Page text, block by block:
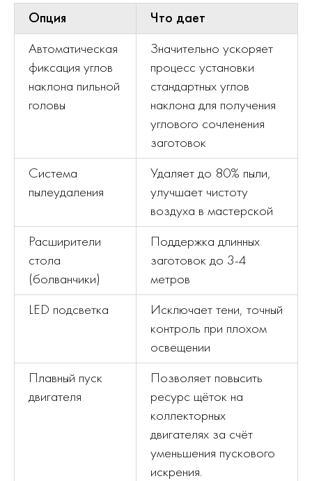
Опция
Что дает
Автоматическая
фиксация углов
наклона пильной
головы
Значительно ускоряет
процесс установки
стандартных углов
наклона для получения
углового сочленения
заготовок
Система
пылеудаления
Удаляет до 80% пыли,
улучшает чистоту
воздуха в мастерской
Расширители
стола
(болванчики)
Поддержка длинных
заготовок до 3-4
метров
LED подсветка
Исключает тени, точный
контроль при плохом
освещении
Плавный пуск
двигателя
Позволяет повысить
ресурс щёток на
коллекторных
двигателях за счёт
уменьшения пускового
искрения.